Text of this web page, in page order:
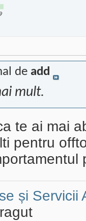
de add
mult.
te ai mai
pentru
și Servicii